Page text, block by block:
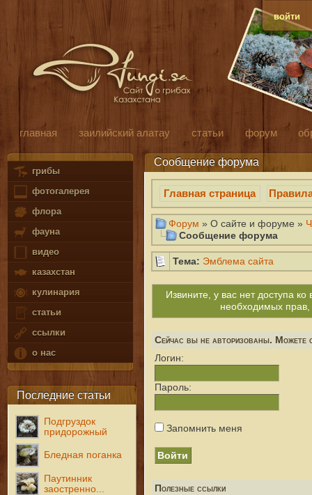
войти
главная заилийский алатау статьи форум
грибы
фотогалерея
флора
фауна
видео
казахстан
кулинария
статьи
ссылки
о нас
Последние статьи
Подгруздок
придорожный
Бледная поганка
Паутинник
заостренно...
Сообщение форума
Главная страница
Форум » О сайте и форуме »
Сообщение форума
Тема: Эмблема сайта
Извините, у вас нет доступа
необходимых прав,
Сейчас вы не авторизованы. Можете
Логин:
Пароль:
Запомнить меня
Полезные ссылки